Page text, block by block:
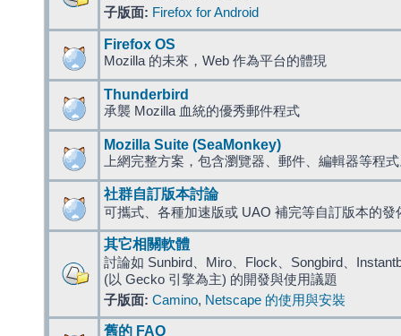
子版面: Firefox for Android
Firefox OS
Mozilla 的未來，Web 作為平台的體現
Thunderbird
承襲 Mozilla 血統的優秀郵件程式
Mozilla Suite (SeaMonkey)
上網完整方案，包含瀏覽器、郵件、編輯器等程
社群自訂版本討論
可攜式、各種加速版或 UAO 補完等自訂版本的發
其它相關軟體
討論如 Sunbird、Miro、Flock、Songbird、
(以 Gecko 引擎為主) 的開發與使用議題
子版面: Camino, Netscape 的使用與安裝
舊的 FAQ